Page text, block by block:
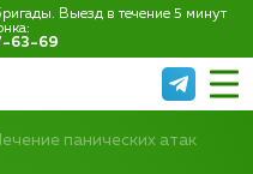
Выезд в течение 5 минут
63-69
панических атак